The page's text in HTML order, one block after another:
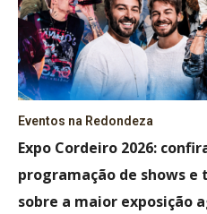
Eventos na Redondeza
Expo Cordeiro 2026:
programação de shows e
sobre a maior exposição